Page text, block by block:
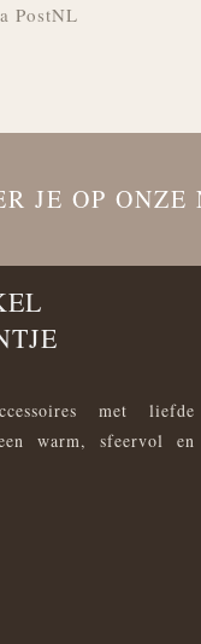
PostNL
JE OP ONZE
met liefde
warm, sfeervol en